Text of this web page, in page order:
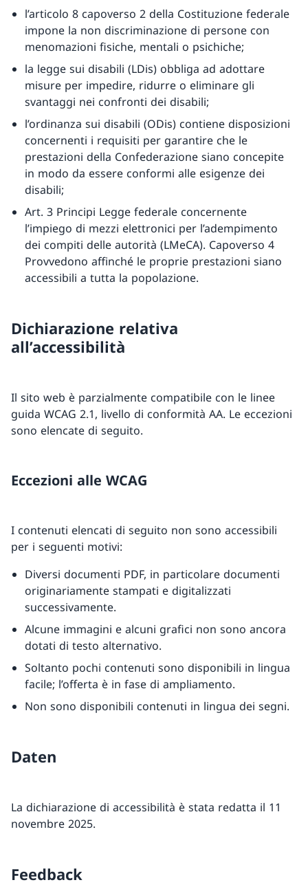
l’articolo 8 capoverso 2 della Costituzione federale
impone la non discriminazione di persone con
menomazioni fisiche, mentali o psichiche;
la legge sui disabili (LDis) obbliga ad adottare
misure per impedire, ridurre o eliminare gli
svantaggi nei confronti dei disabili;
l’ordinanza sui disabili (ODis) contiene disposizioni
concernenti i requisiti per garantire che le
prestazioni della Confederazione siano concepite
in modo da essere conformi alle esigenze dei
disabili;
Art. 3 Principi Legge federale concernente
l’impiego di mezzi elettronici per l’adempimento
dei compiti delle autorità (LMeCA). Capoverso 4
Provvedono affinché le proprie prestazioni siano
accessibili a tutta la popolazione.
Dichiarazione relativa
all’accessibilità
Il sito web è parzialmente compatibile con le linee
guida WCAG 2.1, livello di conformità AA. Le eccezioni
sono elencate di seguito.
Eccezioni alle WCAG
I contenuti elencati di seguito non sono accessibili
per i seguenti motivi:
Diversi documenti PDF, in particolare documenti
originariamente stampati e digitalizzati
successivamente.
Alcune immagini e alcuni grafici non sono ancora
dotati di testo alternativo.
Soltanto pochi contenuti sono disponibili in lingua
facile; l’offerta è in fase di ampliamento.
Non sono disponibili contenuti in lingua dei segni.
Daten
La dichiarazione di accessibilità è stata redatta il 11
novembre 2025.
Feedback